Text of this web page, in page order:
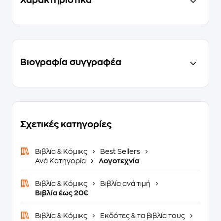
Βιογραφία συγγραφέα
Σχετικές κατηγορίες
Βιβλία & Κόμικς
Best Sellers
Ανά Κατηγορία
Λογοτεχνία
Βιβλία & Κόμικς
Βιβλία ανά τιμή
Βιβλία έως 20€
Βιβλία & Κόμικς
Εκδότες & τα βιβλία τους